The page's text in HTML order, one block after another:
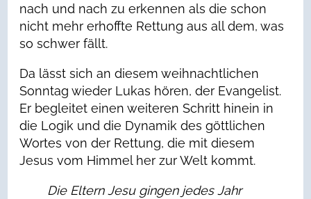
nach und nach zu erkennen als die schon
nicht mehr erhoffte Rettung aus all dem, was
so schwer fällt.
Da lässt sich an diesem weihnachtlichen
Sonntag wieder Lukas hören, der Evangelist.
Er begleitet einen weiteren Schritt hinein in
die Logik und die Dynamik des göttlichen
Wortes von der Rettung, die mit diesem
Jesus vom Himmel her zur Welt kommt.
Die Eltern Jesu gingen jedes Jahr